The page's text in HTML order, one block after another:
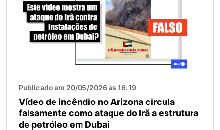
Publicado em 20/05/2026 às 16:19
Vídeo de incêndio no Arizona circula
falsamente como ataque do Irã a estrutura
de petróleo em Dubai